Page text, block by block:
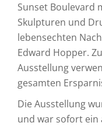
Sunset Boulevard
Skulpturen und
lebensechten
Edward Hopper.
Ausstellung
gesamten
Die Ausstellung
und war sofort